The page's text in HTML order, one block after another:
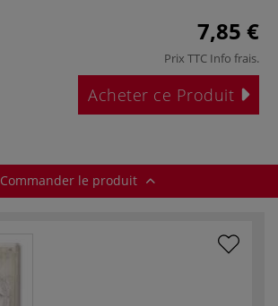
7,85 €
Prix TTC Info frais.
Acheter ce Produit
Commander le produit